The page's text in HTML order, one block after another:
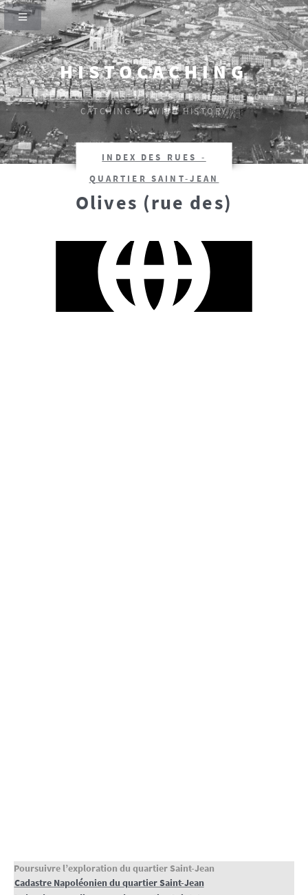
HISTOCACHING
SI CEUX-CI SE TAISENT, LES PIERRES CRIERONT.
CATCHING UP WITH HISTORY
INDEX DES RUES -
QUARTIER SAINT-JEAN
Olives (rue des)
Poursuivre l’exploration du quartier Saint-Jean
Cadastre Napoléonien du quartier Saint-Jean